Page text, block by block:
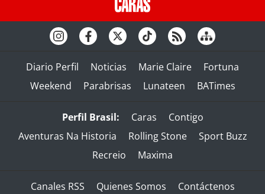
Diario Perfil Noticias Marie Claire
Fortuna
Weekend
Parabrisas Lunateen BATimes
Perfil Brasil: Caras
Contigo
Aventuras Na Historia
Rolling Stone
Sport Buzz
Recreio
Maxima
Canales RSS Quienes Somos
Contáctenos